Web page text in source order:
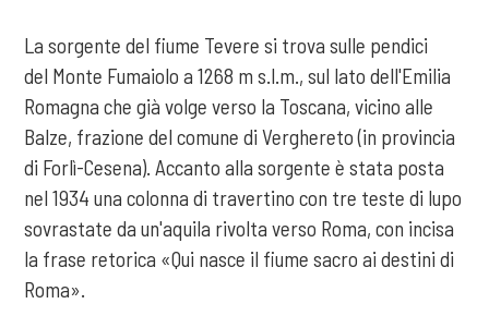
La sorgente del fiume Tevere si trova sulle pendici
del Monte Fumaiolo a 1268 m s.l.m., sul lato dell'Emilia
Romagna che già volge verso la Toscana, vicino alle
Balze, frazione del comune di Verghereto (in provincia
di Forlì-Cesena). Accanto alla sorgente è stata posta
nel 1934 una colonna di travertino con tre teste di lupo
sovrastate da un'aquila rivolta verso Roma, con incisa
la frase retorica «Qui nasce il fiume sacro ai destini di
Roma».